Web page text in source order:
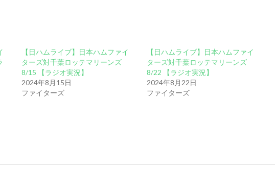
【日ハムライブ】日本ハムファイ
ターズ対千葉ロッテマリーンズ
8/15 【ラジオ実況】
2024年8月15日
ファイターズ
【日ハムライブ】日本ハムファイ
ターズ対千葉ロッテマリーンズ
8/22 【ラジオ実況】
2024年8月22日
ファイターズ